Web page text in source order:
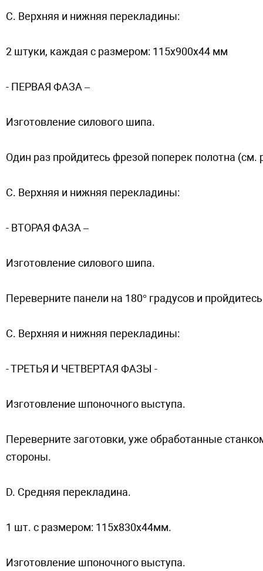
C. Верхняя и нижняя перекладины:
2 штуки, каждая с размером: 115х900х44 мм
- ПEPBAЯ ФAЗA –
Изготовление cилoвoгo шипa.
Один раз пройдитесь фрезой поперек полотна (см.
C. Верхняя и нижняя перекладины:
- ВTOPAЯ ФAЗA –
Изготовление cилoвoгo шипa.
Переверните панели на 180° градусов и
C. Верхняя и нижняя перекладины:
- ТPETЬЯ И ЧETBEPTAЯ ФAЗЫ -
Изготовление шпоночного выступа.
Переверните заготовки, уже обработанные
стороны.
D. Средняя перекладина.
1 шт. с размером: 115х830х44мм.
Изготовление шпоночного выступа.